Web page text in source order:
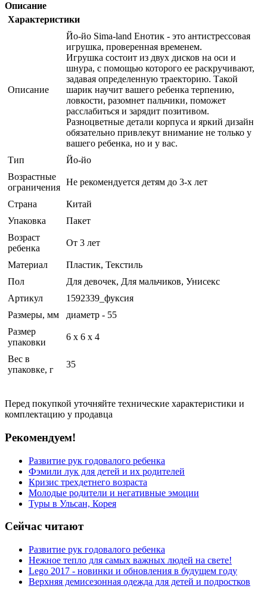
Описание
Характеристики
Описание
Йо-йо Sima-land Енотик - это антистрессовая
игрушка, проверенная временем.
Игрушка состоит из двух дисков на оси и
шнура, с помощью которого ее раскручивают,
задавая определенную траекторию. Такой
шарик научит вашего ребенка терпению,
ловкости, разомнет пальчики, поможет
расслабиться и зарядит позитивом.
Разноцветные детали корпуса и яркий дизайн
обязательно привлекут внимание не только у
вашего ребенка, но и у вас.
Тип
Йо-йо
Возрастные
ограничения
Не рекомендуется детям до 3-х лет
Страна
Китай
Упаковка
Пакет
Возраст
ребенка
От 3 лет
Материал
Пластик, Текстиль
Пол
Для девочек, Для мальчиков, Унисекс
Артикул
1592339_фуксия
Размеры, мм
диаметр - 55
Размер
упаковки
6 x 6 x 4
Вес в
упаковке, г
35
Перед покупкой уточняйте технические характеристики и
комплектацию у продавца
Рекомендуем!
Развитие рук годовалого ребенка
Фэмили лук для детей и их родителей
Кризис трехдетнего возраста
Молодые родители и негативные эмоции
Туры в Ульсан, Корея
Сейчас читают
Развитие рук годовалого ребенка
Нежное тепло для самых важных людей на свете!
Lego 2017 - новинки и обновления в будущем году
Верхняя демисезонная одежда для детей и подростков